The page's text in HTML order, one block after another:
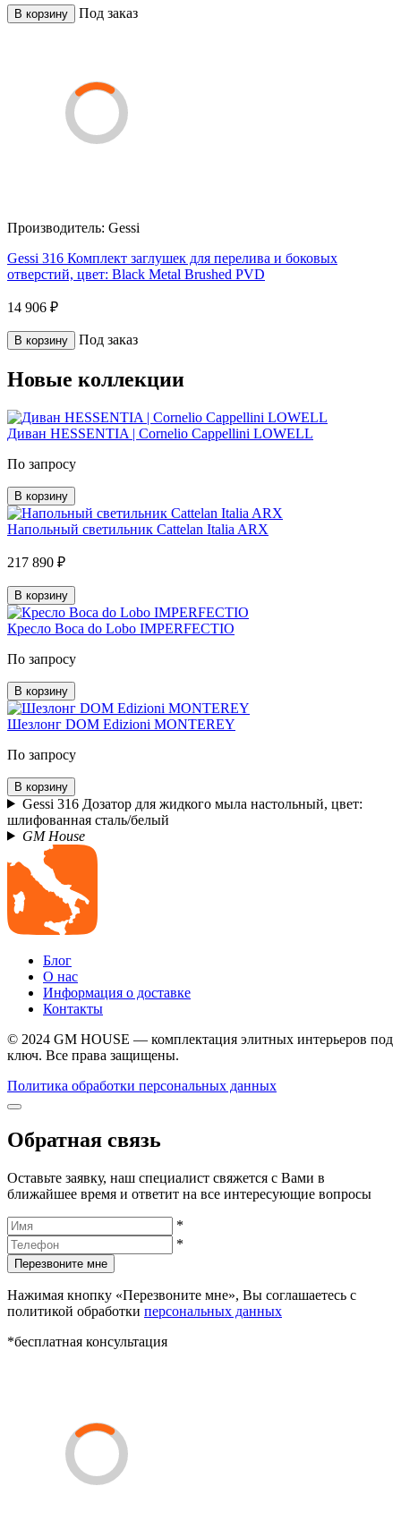
В корзину Под заказ
Производитель: Gessi
Gessi 316 Комплект заглушек для перелива и боковых
отверстий, цвет: Black Metal Brushed PVD
14 906 ₽
В корзину Под заказ
Новые коллекции
Диван HESSENTIA | Cornelio Cappellini LOWELL
По запросу
В корзину
Напольный светильник Cattelan Italia ARX
217 890 ₽
В корзину
Кресло Boca do Lobo IMPERFECTIO
По запросу
В корзину
Шезлонг DOM Edizioni MONTEREY
По запросу
В корзину
Gessi 316 Дозатор для жидкого мыла настольный, цвет:
шлифованная сталь/белый
GM House
Блог
О нас
Информация о доставке
Контакты
© 2024 GM HOUSE — комплектация элитных интерьеров под
ключ. Все права защищены.
Политика обработки персональных данных
Обратная связь
Оставьте заявку, наш специалист свяжется с Вами в
ближайшее время и ответит на все интересующие вопросы
*
*
Перезвоните мне
Нажимая кнопку «Перезвоните мне», Вы соглашаетесь с
политикой обработки персональных данных
*бесплатная консультация